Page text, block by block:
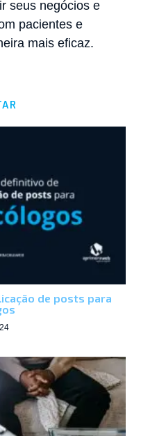
seus negócios e
pacientes e
mais eficaz.
de posts para